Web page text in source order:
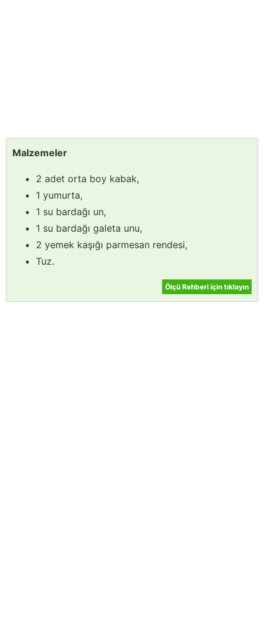
Malzemeler
2 adet orta boy kabak,
1 yumurta,
1 su bardağı un,
1 su bardağı galeta unu,
2 yemek kaşığı parmesan rendesi,
Tuz.
Ölçü Rehberi için tıklayın